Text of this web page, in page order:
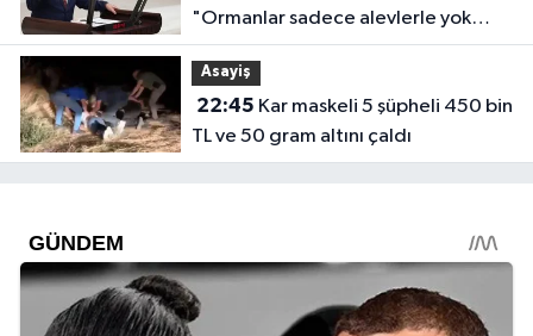
"Ormanlar sadece alevlerle yok
olmuyor"
Asayiş
22:45
TL ve 50 gram altını çaldı